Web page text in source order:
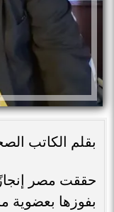
بقلم الكاتب
حققت مصر
بفوزها بعضوية